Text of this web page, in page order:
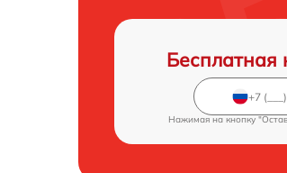
Бесплатная
Нажимая на кнопку